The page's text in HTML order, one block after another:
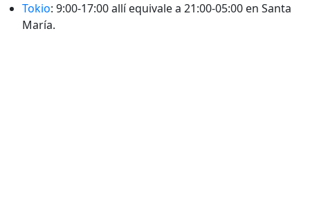
Tokio: 9:00-17:00 allí equivale a 21:00-05:00 en Santa
María.